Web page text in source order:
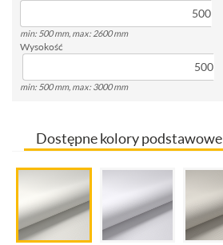
min: 500 mm, max: 2600 mm
Wysokość
min: 500 mm, max: 3000 mm
Dostępne kolory podstawowe